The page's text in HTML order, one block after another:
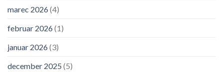
marec 2026(4)
februar 2026(1)
januar 2026(3)
december 2025 (5)